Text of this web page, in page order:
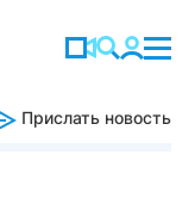
Прислать новость